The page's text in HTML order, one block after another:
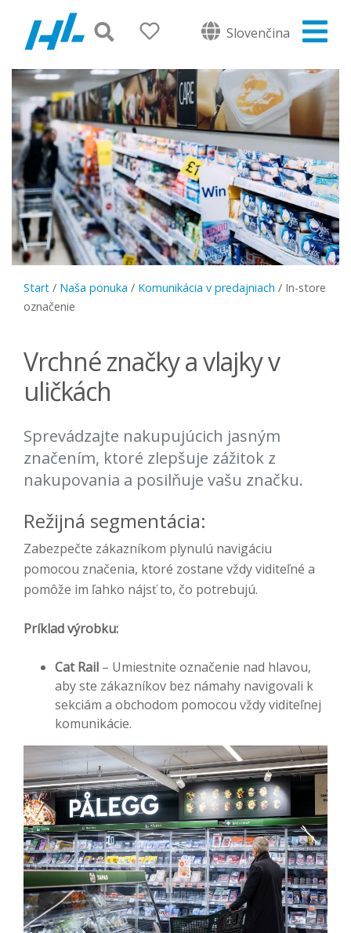
Slovenčina
Start / Naša ponuka / Komunikácia v predajniach / In-store
označenie
Vrchné značky a vlajky v
uličkách
Sprevádzajte nakupujúcich jasným
značením, ktoré zlepšuje zážitok z
nakupovania a posilňuje vašu značku.
Režijná segmentácia:
Zabezpečte zákazníkom plynulú navigáciu
pomocou značenia, ktoré zostane vždy viditeľné a
pomôže im ľahko nájsť to, čo potrebujú.
Príklad výrobku:
Cat Rail – Umiestnite označenie nad hlavou,
aby ste zákazníkov bez námahy navigovali k
sekciám a obchodom pomocou vždy viditeľnej
komunikácie.